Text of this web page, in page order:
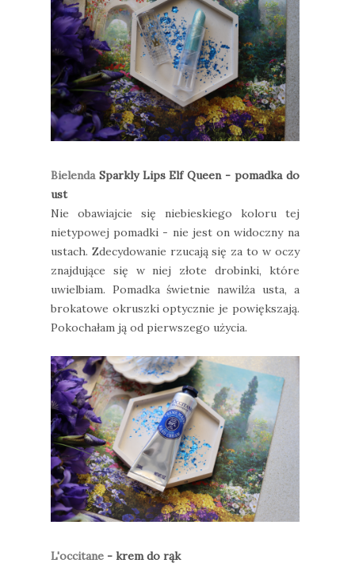
BielendaSparkly Lips Elf Queen - pomadka do
ust
Nie obawiajcie się niebieskiego koloru tej
nietypowej pomadki - nie jest on widoczny na
ustach. Zdecydowanie rzucają się za to w oczy
znajdujące się w niej złote drobinki, które
uwielbiam. Pomadka świetnie nawilża usta, a
brokatowe okruszki optycznie je powiększają.
Pokochałam ją od pierwszego użycia.
L'occitane - krem do rąk